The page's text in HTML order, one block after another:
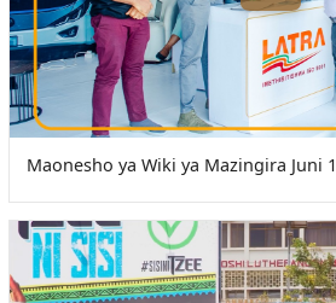
Maonesho ya Wiki ya Mazingira Juni